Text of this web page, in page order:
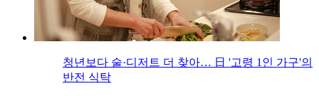
청년보다 술·디저트 더 찾아… 日 '고령 1인 가구'의
반전 식탁